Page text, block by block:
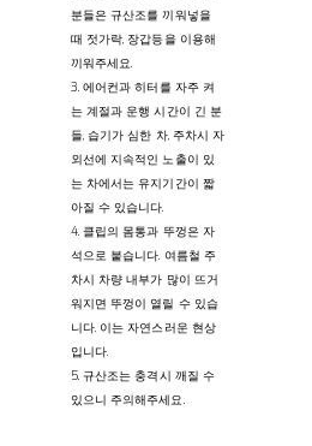
분들은 규산조를 끼워넣을
때 젓가락, 장갑등을 이용해
끼워주세요.
3. 에어컨과 히터를 자주 켜
는 계절과 운행 시간이 긴 분
들, 습기가 심한 차, 주차시 자
외선에 지속적인 노출이 있
는 차에서는 유지기간이 짧
아질 수 있습니다.
4. 클립의 몸통과 뚜껑은 자
석으로 붙습니다. 여름철 주
차시 차량 내부가 많이 뜨거
워지면 뚜껑이 열릴 수 있습
니다. 이는 자연스러운 현상
입니다.
5. 규산조는 충격시 깨질 수
있으니 주의해주세요.